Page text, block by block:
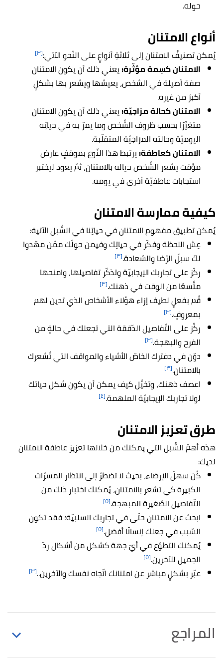
حوله.
أنواع الامتنان
يُمكن تصنيفُ الامتنان إلى ثلاثةِ أنواعٍ على النّحو الآتي:[٣]
الامتنان كسِمة مؤثّرة:يعني ذلك أن يكون الامتنان
صفة أصيلة في الشخص، يعيشها ويشعر بها بشكلٍ
أكبرَ من غيره.
الامتنان كحالة مزاجيّة:يعني ذلك أن يكون الامتنان
متغيِّرًا بحسب ظروف الشّخص وما يمرّ به في حياتِه
اليوميّة وحالته المزاجيّة المتقلّبة.
الامتنان كعاطفة:يرتبط هذا النّوع بموقفٍ عارض
مؤقت يشعر الشّخص حياله بالامتنان، ثمّ يعود ليختبر
استجابات عاطفيّة أخرى في يومه.
كيفية ممارسة الامتنان
يُمكن تطبيق مفهوم الامتنان في حياتِنا في السُّبل الآتية:
عِش اللحظة وفكّر في حياتِك وفيمن حولَك ممّن مهّدوا
لكَ سبلَ الرّضا والسّعادة.[٣]
ركّز على تجاربك الإيجابيّة وتذكّر تفاصيلها، وامنحها
متَّسعًا من الوقت في ذهنك.[٣]
قُم بفعلٍ لطيف إزاء هؤلاء الأشخاص الذي تدين لهم
بمعروفٍ.[٣]
ركِّز على التّفاصيل الدّققة التي تجعلك في حالةٍ من
الفرح والبهجة.[٣]
دوّن في دفترك الخاصّ الأشياء والمواقف التي تُشعرك
بالامتنان.[٣]
اعصف ذهنك، وتخيَّل كيف يمكن أن يكون شكل حياتك
لولا تجاربك الإيجابيّة الملهمة.[٤]
طرق تعزيز الامتنان
هذه أهمّ السُّبل التي يمكنك من خلالها تعزيز عاطفة الامتنان
لديك:
كُن سهلَ الإرضاء، بحيث لا تضطرّ إلى انتظار المسرّات
الكبيرة كي تشعر بالامتنان، يُمكنك اختبار ذلك من
التّفاصيل الصّغيرة المبهجة.[٥]
ابحث عن الامتنان حتّى في تجاربك السلبيّة؛ فقد تكون
السّبب في جعلك إنسانًا أفضل.[٥]
يُمكنك التطوّع في أيّ جهة كشكل من أشكال ردّ
الجميل للآخرين.[٥]
عبّر بشكلٍ مباشر عن امتنانك اتّجاه نفسك والآخرين..[٣]
المراجع